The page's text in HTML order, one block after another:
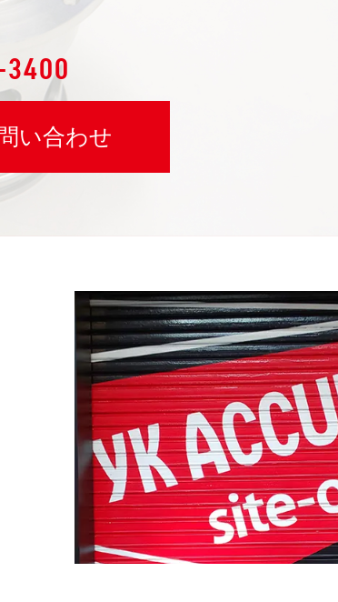
い合わせ